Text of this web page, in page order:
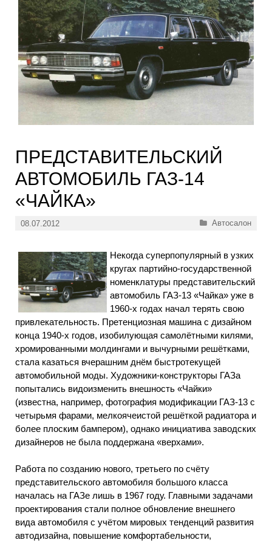
ПРЕДСТАВИТЕЛЬСКИЙ
АВТОМОБИЛЬ ГАЗ-14
«ЧАЙКА»
08.07.2012 Рубрики
Автосалон
Некогда суперпопулярный в узких
кругах партийно-государственной
номенклатуры представительский
автомобиль ГАЗ-13 «Чайка» уже в
1960-х годах начал терять свою
привлекательность. Претенциозная машина с дизайном
конца 1940-х годов, изобилующая самолётными килями,
хромированными молдингами и вычурными решётками,
стала казаться вчерашним днём быстротекущей
автомобильной моды. Художники-конструкторы ГАЗа
попытались видоизменить внешность «Чайки»
(известна, например, фотография модификации ГАЗ-13 с
четырьмя фарами, мелкоячеистой решёткой радиатора и
более плоским бампером), однако инициатива заводских
дизайнеров не была поддержана «верхами».
Работа по созданию нового, третьего по счёту
представительского автомобиля большого класса
началась на ГАЗе лишь в 1967 году. Главными задачами
проектирования стали полное обновление внешнего
вида автомобиля с учётом мировых тенденций развития
автодизайна, повышение комфортабельности,